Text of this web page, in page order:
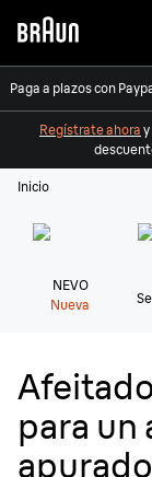
Paga a plazos con
Regístrate ahora
Inicio
NEVO
Nueva
para un
apurado